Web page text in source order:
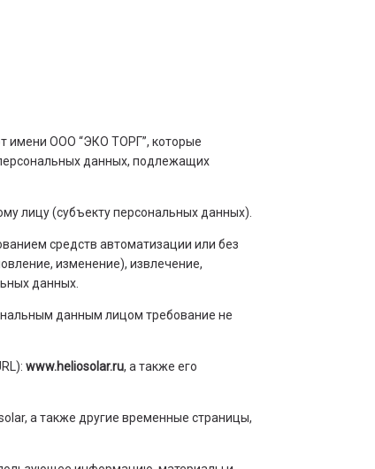
имени ООО “ЭКО ТОРГ”, которые
данных, подлежащих
лицу (субъекту персональных данных).
средств автоматизации или без
изменение), извлечение,
данных.
данным лицом требование не
www.heliosolar.ru, а также его
а также другие временные страницы,